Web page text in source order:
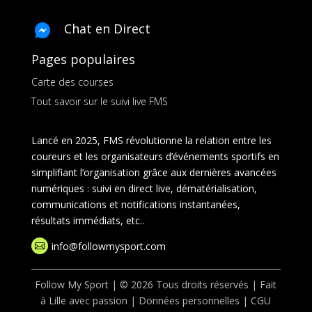
Chat en Direct
Pages populaires
Carte des courses
Tout savoir sur le suivi live FMS
Lancé en 2025, FMS révolutionne la relation entre les
coureurs et les organisateurs d’événements sportifs en
simplifiant l’organisation grâce aux dernières avancées
numériques : suivi en direct live, dématérialisation,
communications et notifications instantanées,
résultats immédiats, etc..
 info@followmysport.com
Follow My Sport | © 2026 Tous droits réservés | Fait
à Lille avec passion | Données personnelles |CGU